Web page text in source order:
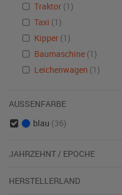
Traktor (1)
Taxi (1)
Kipper (1)
Baumaschine (1)
Leichenwagen (1)
AUSSENFARBE
blau (36)
JAHRZEHNT / EPOCHE
HERSTELLERLAND